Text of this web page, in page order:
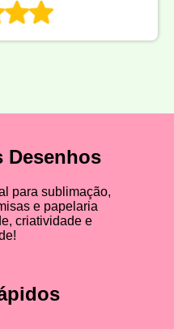
Desenhos
para sublimação,
e papelaria
criatividade e